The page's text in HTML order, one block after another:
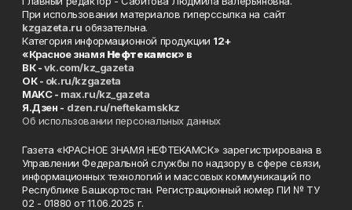
При использовании материалов гиперссылка на сайт
kzgazeta.ru обязательна.
Категория информационной продукции 12+
«Красное знамя Нефтекамск» в
ВК -vk.com/kz_gazeta
ОК - ok.ru/kzgazeta
MAKC - max.ru/kz_gazeta
Я.Дзен - dzen.ru/neftekamskkz
Об использовании персональных данных
Газета «КРАСНОЕ ЗНАМЯ НЕФТЕКАМСК» зарегистрирована в
Управлении Федеральной службы по надзору в сфере связи,
информационных технологий и массовых коммуникаций по
Республике Башкортостан. Регистрационный номер ПИ № ТУ
02 - 01880 от 11.06.2025 г.